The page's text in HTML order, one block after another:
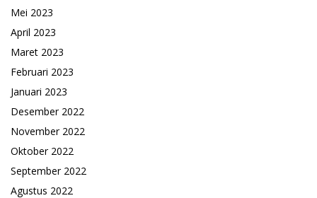
Mei 2023
April 2023
Maret 2023
Februari 2023
Januari 2023
Desember 2022
November 2022
Oktober 2022
September 2022
Agustus 2022